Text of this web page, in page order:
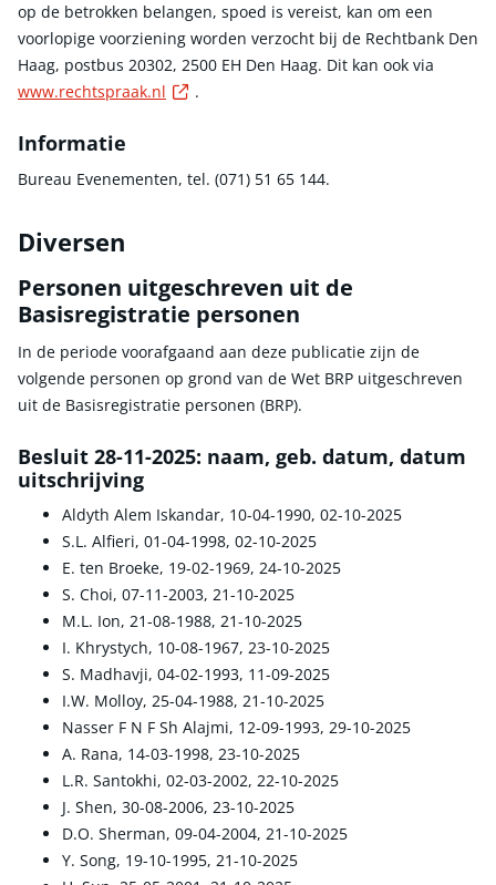
op de betrokken belangen, spoed is vereist, kan om een
voorlopige voorziening worden verzocht bij de Rechtbank Den
Haag, postbus 20302, 2500 EH Den Haag. Dit kan ook via
www.rechtspraak.nl
Externe link
.
Informatie
Bureau Evenementen, tel. (071) 51 65 144.
Diversen
Personen uitgeschreven uit de
Basisregistratie personen
In de periode voorafgaand aan deze publicatie zijn de
volgende personen op grond van de Wet BRP uitgeschreven
uit de Basisregistratie personen (BRP).
Besluit 28-11-2025: naam, geb. datum, datum
uitschrijving
Aldyth Alem Iskandar, 10-04-1990, 02-10-2025
S.L. Alfieri, 01-04-1998, 02-10-2025
E. ten Broeke, 19-02-1969, 24-10-2025
S. Choi, 07-11-2003, 21-10-2025
M.L. Ion, 21-08-1988, 21-10-2025
I. Khrystych, 10-08-1967, 23-10-2025
S. Madhavji, 04-02-1993, 11-09-2025
I.W. Molloy, 25-04-1988, 21-10-2025
Nasser F N F Sh Alajmi, 12-09-1993, 29-10-2025
A. Rana, 14-03-1998, 23-10-2025
L.R. Santokhi, 02-03-2002, 22-10-2025
J. Shen, 30-08-2006, 23-10-2025
D.O. Sherman, 09-04-2004, 21-10-2025
Y. Song, 19-10-1995, 21-10-2025